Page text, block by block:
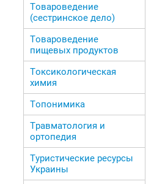
Товароведение
(сестринское дело)
Товароведение
пищевых продуктов
Токсикологическая
химия
Топонимика
Травматология и
ортопедия
Туристические ресурсы
Украины